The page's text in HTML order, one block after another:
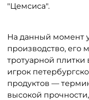
"Цемсиса".
На данный момент
производство, его
тротуарной
игрок
продуктов —
высокой